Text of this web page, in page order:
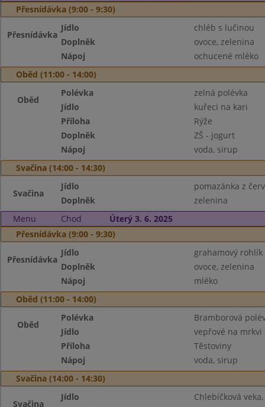
Přesnídávka (9:00 - 9:30)
Přesnídávka
Jídlo
chléb s lučinou
Doplněk
ovoce, zelenina
Nápoj
ochucené mléko
Oběd (11:00 - 14:00)
Oběd
Polévka
zelná polévka
Jídlo
kuřeci na kari
Příloha
Rýže
Doplněk
ZŠ - jogurt
Nápoj
voda, sirup
Svačina (14:00 - 14:30)
Svačina
Jídlo
pomazánka z
Doplněk
zelenina
Menu
Chod
Úterý 3. 6. 2025
Přesnídávka (9:00 - 9:30)
Přesnídávka
Jídlo
grahamový
Doplněk
ovoce, zelenina
Nápoj
mléko
Oběd (11:00 - 14:00)
Oběd
Polévka
Bramborová
Jídlo
vepřové na mrkvi
Příloha
Těstoviny
Nápoj
voda, sirup
Svačina (14:00 - 14:30)
Svačina
Jídlo
Chlebíčková